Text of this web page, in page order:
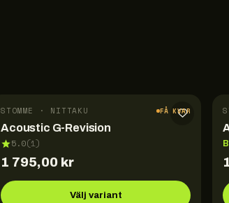
STOMME · NITTAKU FÅ KVAR
Acoustic G-Revision
5.0(1)
1 795,00 kr
Välj variant